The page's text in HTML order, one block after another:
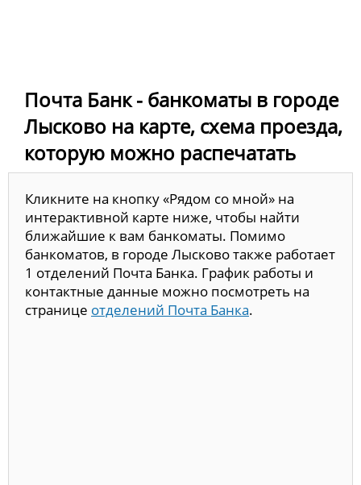
Почта Банк - банкоматы в городе
Лысково на карте, схема проезда,
которую можно распечатать
Кликните на кнопку «Рядом со мной» на
интерактивной карте ниже, чтобы найти
ближайшие к вам банкоматы. Помимо
банкоматов, в городе Лысково также работает
1 отделений Почта Банка. График работы и
контактные данные можно посмотреть на
странице отделений Почта Банка.